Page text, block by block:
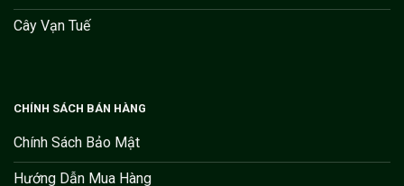
Cây Vạn Tuế
CHÍNH SÁCH BÁN HÀNG
Chính Sách Bảo Mật
Hướng Dẫn Mua Hàng